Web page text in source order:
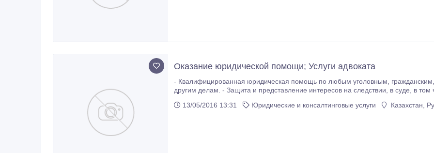
Оказание юридической помощи; Услуги адвоката
- Квалифицированная юридическая помощь по любым уголовным, гражданским, семейным, трудовым, административным и
другим делам. - Защита и представление интересов на следствии, в суде, в том числе апелляционной и надзорной инстанции. -
13/05/2016 13:31
Юридические и консалтинговые услуги Казахстан,